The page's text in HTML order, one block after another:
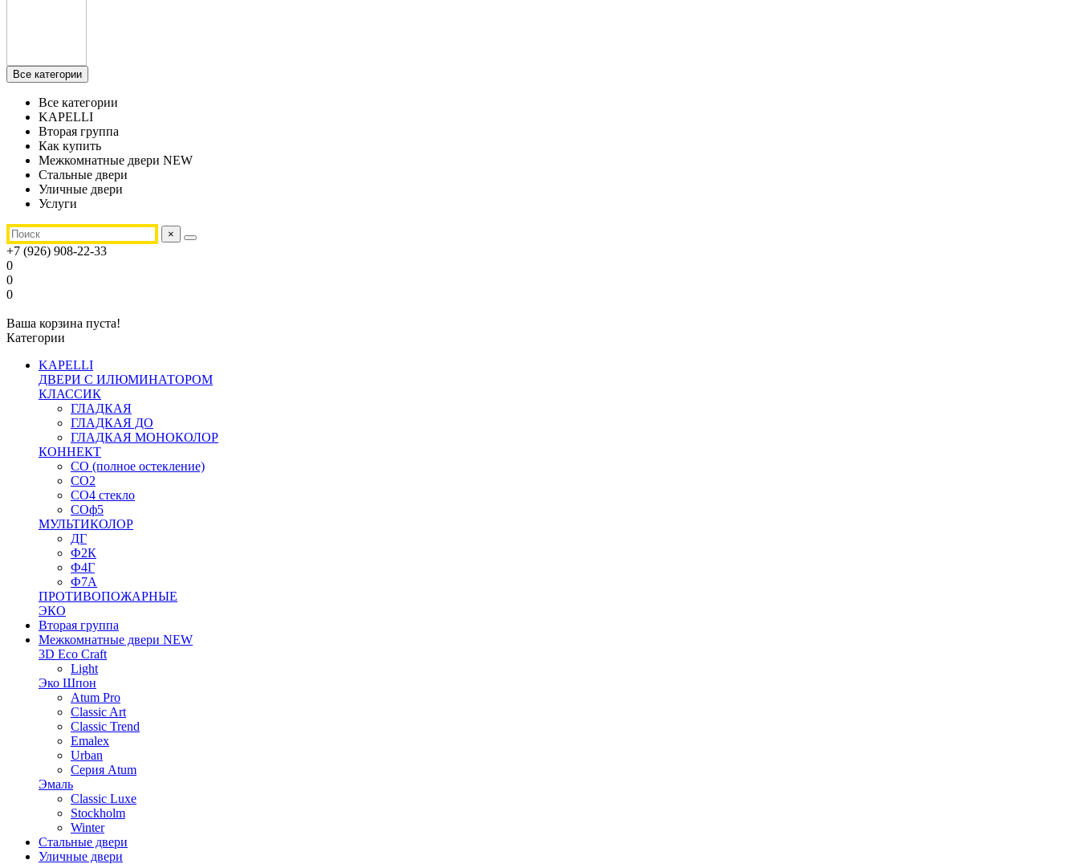
Все категории
Все категории
KAPELLI
Вторая группа
Как купить
Межкомнатные двери NEW
Стальные двери
Уличные двери
Услуги
×
+7 (926) 908-22-33
0
0
0
Ваша корзина пуста!
Категории
KAPELLI
ДВЕРИ С ИЛЮМИНАТОРОМ
КЛАССИК
ГЛАДКАЯ
ГЛАДКАЯ ДО
ГЛАДКАЯ МОНОКОЛОР
КОННЕКТ
СО (полное остекление)
СО2
СО4 стекло
СОф5
МУЛЬТИКОЛОР
ДГ
Ф2К
Ф4Г
Ф7А
ПРОТИВОПОЖАРНЫЕ
ЭКО
Вторая группа
Межкомнатные двери NEW
3D Eco Craft
Light
Эко Шпон
Atum Pro
Classic Art
Classic Trend
Emalex
Urban
Серия Atum
Эмаль
Classic Luxe
Stockholm
Winter
Стальные двери
Уличные двери